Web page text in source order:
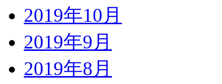
2019年10月
2019年9月
2019年8月